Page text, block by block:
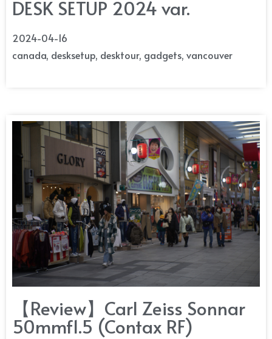
DESK SETUP 2024 var.
2024-04-16
canada, desksetup, desktour, gadgets, vancouver
【Review】Carl Zeiss Sonnar
50mmf1.5 (Contax RF)